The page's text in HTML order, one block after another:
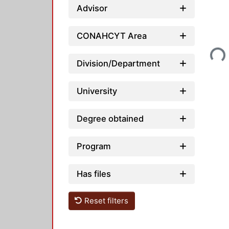
Advisor
CONAHCYT Area
Division/Department
University
Degree obtained
Program
Has files
Reset filters
Loading...